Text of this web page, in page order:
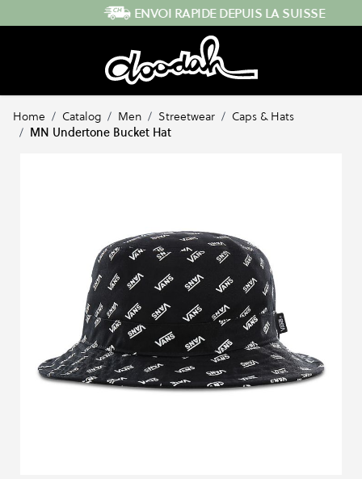
ENVOI RAPIDE DEPUIS LA SUISSE
Home / Catalog / Men / Streetwear / Caps & Hats
/ MN Undertone Bucket Hat